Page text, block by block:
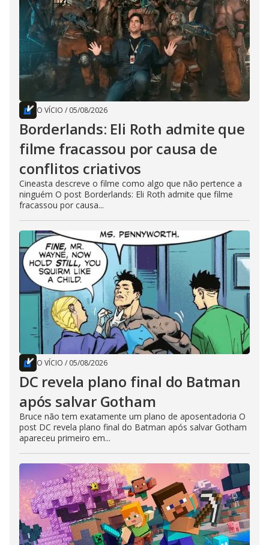
O VÍCIO / 05/08/2026
Borderlands: Eli Roth admite que
filme fracassou por causa de
conflitos criativos
Cineasta descreve o filme como algo que não pertence a
ninguém O post Borderlands: Eli Roth admite que filme
fracassou por causa...
O VÍCIO / 05/08/2026
DC revela plano final do Batman
após salvar Gotham
Bruce não tem exatamente um plano de aposentadoria O
post DC revela plano final do Batman após salvar Gotham
apareceu primeiro em...